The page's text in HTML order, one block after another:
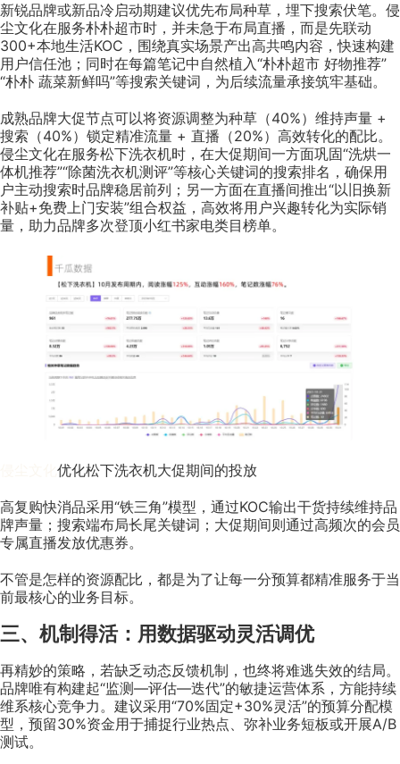
新锐品牌或新品冷启动期建议优先布局种草，埋下搜索伏笔。侵
尘文化在服务朴朴超市时，并未急于布局直播，而是先联动
300+本地生活KOC，围绕真实场景产出高共鸣内容，快速构建
用户信任池；同时在每篇笔记中自然植入“朴朴超市 好物推荐”
“朴朴 蔬菜新鲜吗”等搜索关键词，为后续流量承接筑牢基础。
成熟品牌大促节点可以将资源调整为种草（40%）维持声量 +
搜索（40%）锁定精准流量 + 直播（20%）高效转化的配比。
侵尘文化在服务松下洗衣机时，在大促期间一方面巩固“洗烘一
体机推荐”“除菌洗衣机测评”等核心关键词的搜索排名，确保用
户主动搜索时品牌稳居前列；另一方面在直播间推出“以旧换新
补贴+免费上门安装”组合权益，高效将用户兴趣转化为实际销
量，助力品牌多次登顶小红书家电类目榜单。
优化松下洗衣机大促期间的投放
高复购快消品采用“铁三角”模型，通过KOC输出干货持续维持品
牌声量；搜索端布局长尾关键词；大促期间则通过高频次的会员
专属直播发放优惠券。
不管是怎样的资源配比，都是为了让每一分预算都精准服务于当
前最核心的业务目标。
三、机制得活：用数据驱动灵活调优
再精妙的策略，若缺乏动态反馈机制，也终将难逃失效的结局。
品牌唯有构建起“监测—评估—迭代”的敏捷运营体系，方能持续
维系核心竞争力。建议采用“70%固定+30%灵活”的预算分配模
型，预留30%资金用于捕捉行业热点、弥补业务短板或开展A/B
测试。